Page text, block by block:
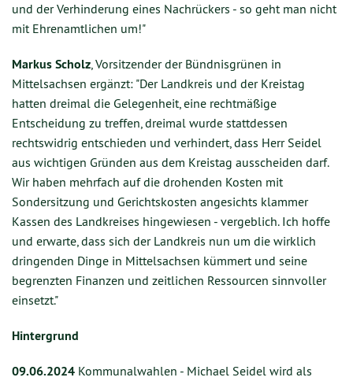
und der Verhinderung eines Nachrückers - so geht man nicht
mit Ehrenamtlichen um!"
Markus Scholz, Vorsitzender der Bündnisgrünen in
Mittelsachsen ergänzt: "Der Landkreis und der Kreistag
hatten dreimal die Gelegenheit, eine rechtmäßige
Entscheidung zu treffen, dreimal wurde stattdessen
rechtswidrig entschieden und verhindert, dass Herr Seidel
aus wichtigen Gründen aus dem Kreistag ausscheiden darf.
Wir haben mehrfach auf die drohenden Kosten mit
Sondersitzung und Gerichtskosten angesichts klammer
Kassen des Landkreises hingewiesen - vergeblich. Ich hoffe
und erwarte, dass sich der Landkreis nun um die wirklich
dringenden Dinge in Mittelsachsen kümmert und seine
begrenzten Finanzen und zeitlichen Ressourcen sinnvoller
einsetzt."
Hintergrund
09.06.2024 Kommunalwahlen - Michael Seidel wird als